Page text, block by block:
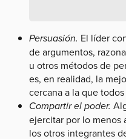
Persuasión. El líder
de argumentos,
u otros métodos de
es, en realidad, la
cercana a la que
Compartir el poder.
ejercitar por lo menos
los otros integrantes